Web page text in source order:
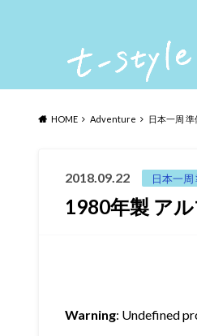
HOME Adventure 日本一周 準
2018.09.22 日本一周
1980年製 ア
Warning: Undefined